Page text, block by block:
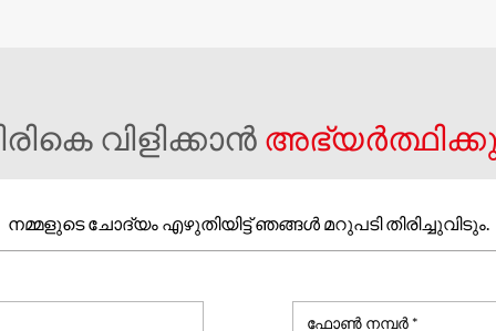
വിളിക്കാൻ
നമ്മളുടെ ചോദ്യം എഴുതിയിട്ട് ഞങ്ങൾ മറുപടി തിരിച്ചുവിടും.